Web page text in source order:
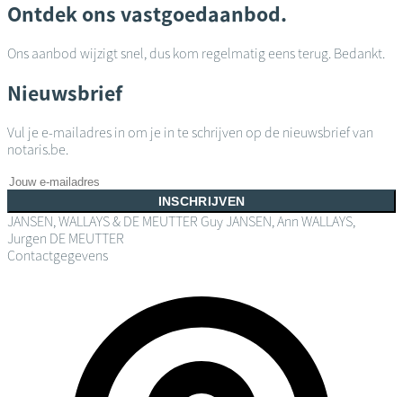
Ontdek ons vastgoedaanbod.
Ons aanbod wijzigt snel, dus kom regelmatig eens terug. Bedankt.
Nieuwsbrief
Vul je e-mailadres in om je in te schrijven op de nieuwsbrief van
notaris.be.
INSCHRIJVEN
JANSEN, WALLAYS & DE MEUTTER Guy JANSEN, Ann WALLAYS,
Jurgen DE MEUTTER
Contactgegevens